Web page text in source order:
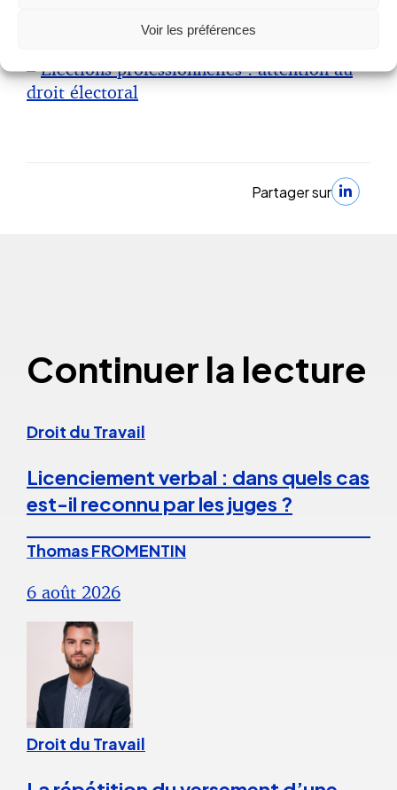
Voir les préférences
–Elections professionnelles : attention au
droit électoral
Partager sur
Continuer la lecture
Droit du Travail
Licenciement verbal : dans quels cas
est-il reconnu par les juges ?
Thomas FROMENTIN
6 août 2026
Droit du Travail